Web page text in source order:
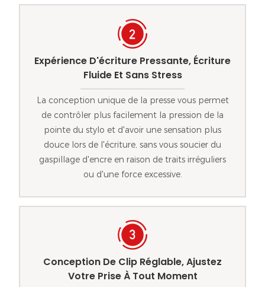
Expérience D'écriture Pressante, Écriture
Fluide Et Sans Stress
La conception unique de la presse vous permet
de contrôler plus facilement la pression de la
pointe du stylo et d'avoir une sensation plus
douce lors de l'écriture, sans vous soucier du
gaspillage d'encre en raison de traits irréguliers
ou d'une force excessive.
Conception De Clip Réglable, Ajustez
Votre Prise À Tout Moment